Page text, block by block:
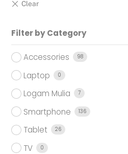
Filter by Category
Accessories 98
Laptop 0
Logam Mulia 7
Smartphone 136
Tablet 26
TV 0